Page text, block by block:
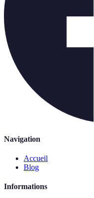
Navigation
Accueil
Blog
Informations